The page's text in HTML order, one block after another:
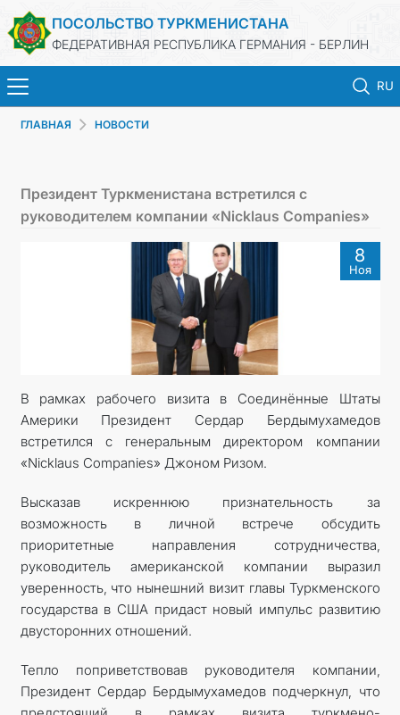
ПОСОЛЬСТВО ТУРКМЕНИСТАНА
ФЕДЕРАТИВНАЯ РЕСПУБЛИКА ГЕРМАНИЯ - БЕРЛИН
RU
ТУРКМЕНИСТАН
КОНСУЛЬСКИЙ ОТДЕЛ
ИНВЕСТИЦИИ В ТУРКМЕНИСТАН
КОНТАКТНЫЕ ДАННЫЕ
ГЛАВНАЯ НОВОСТИ
Президент Туркменистана встретился с
руководителем компании «Nicklaus Companies»
8
Ноя
В рамках рабочего визита в Соединённые Штаты
Америки Президент Сердар Бердымухамедов
встретился с генеральным директором компании
«Nicklaus Companies» Джоном Ризом.
Высказав искреннюю признательность за
возможность в личной встрече обсудить
приоритетные направления сотрудничества,
руководитель американской компании выразил
уверенность, что нынешний визит главы Туркменского
государства в США придаст новый импульс развитию
двусторонних отношений.
Тепло поприветствовав руководителя компании,
Президент Сердар Бердымухамедов подчеркнул, что